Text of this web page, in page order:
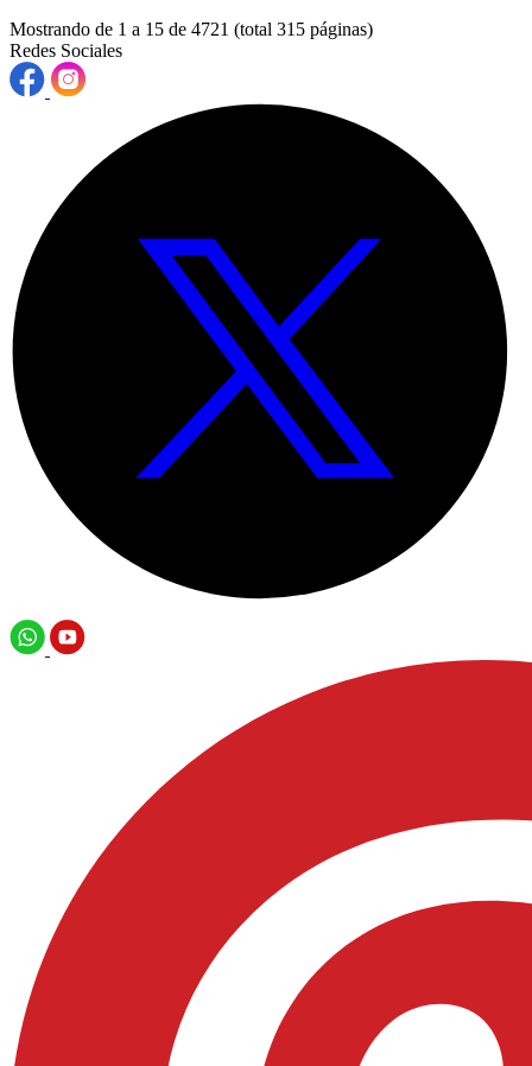
Mostrando de 1 a 15 de 4721 (total 315 páginas)
Redes Sociales